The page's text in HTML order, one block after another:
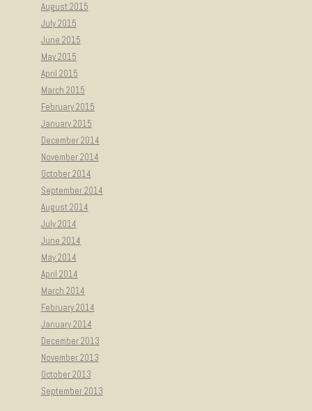
August 2015
July 2015
June 2015
May 2015
April 2015
March 2015
February 2015
January 2015
December 2014
November 2014
October 2014
September 2014
August 2014
July 2014
June 2014
May 2014
April 2014
March 2014
February 2014
January 2014
December 2013
November 2013
October 2013
September 2013